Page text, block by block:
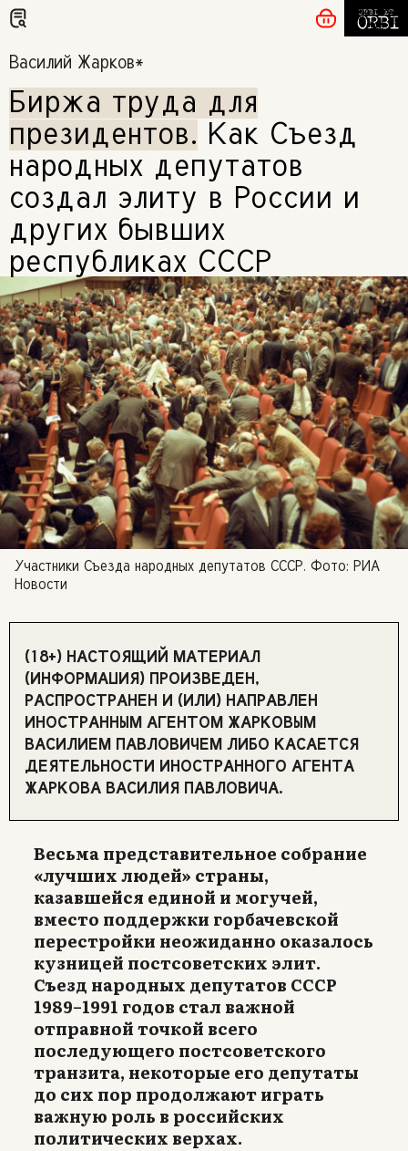
Участники Съезда народных депутатов СССР. Фото: РИА
Новости
Василий Жарков*
Биржа труда для
президентов. Как Съезд
народных депутатов
создал элиту в России и
других бывших
республиках СССР
(18+) НАСТОЯЩИЙ МАТЕРИАЛ
(ИНФОРМАЦИЯ) ПРОИЗВЕДЕН,
РАСПРОСТРАНЕН И (ИЛИ) НАПРАВЛЕН
ИНОСТРАННЫМ АГЕНТОМ ЖАРКОВЫМ
ВАСИЛИЕМ ПАВЛОВИЧЕМ ЛИБО КАСАЕТСЯ
ДЕЯТЕЛЬНОСТИ ИНОСТРАННОГО АГЕНТА
ЖАРКОВА ВАСИЛИЯ ПАВЛОВИЧА.
Весьма представительное собрание
«лучших людей» страны,
казавшейся единой и могучей,
вместо поддержки горбачевской
перестройки неожиданно оказалось
кузницей постсоветских элит.
Съезд народных депутатов СССР
1989–1991 годов стал важной
отправной точкой всего
последующего постсоветского
транзита, некоторые его депутаты
до сих пор продолжают играть
важную роль в российских
политических верхах.